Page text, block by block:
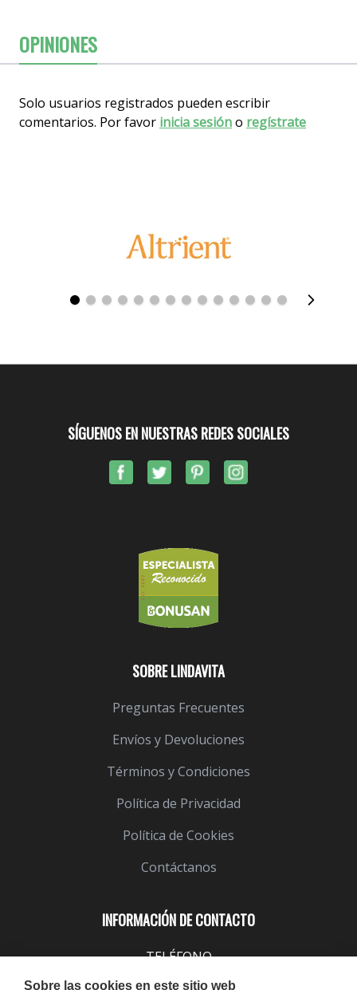
OPINIONES
Solo usuarios registrados pueden escribir
comentarios. Por favor inicia sesióno regístrate
INFORMACIÓN DE CONTACTO
TELÉFONO
SOBRE LINDAVITA
Preguntas Frecuentes
Envíos y Devoluciones
Términos y Condiciones
Política de Privacidad
Política de Cookies
Contáctanos
SÍGUENOS EN NUESTRAS REDES SOCIALES
Sobre las cookies en este sitio web